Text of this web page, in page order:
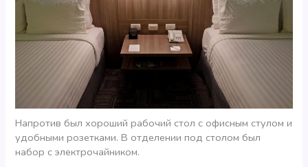
Напротив был хороший рабочий стол с офисным стулом и
удобными розетками. В отделении под столом был
набор с электрочайником.